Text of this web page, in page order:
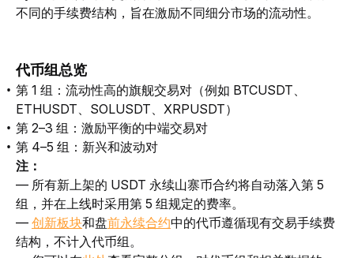
不同的手续费结构，旨在激励不同细分市场的流动性。
代币组 总览
第 1 组：流动性高的旗舰交易对（例如 BTCUSDT、
ETHUSDT、SOLUSDT、XRPUSDT）
第 2–3 组：激励平衡的中端交易对
第 4–5 组：新兴和波动对
注：
— 所有新上架的 USDT 永续山寨币合约将自动落入第 5
组，并在上线时采用第 5 组规定的费率。
— 创新板块和盘前永续合约中的代币遵循现有交易手续费
结构，不计入代币组。